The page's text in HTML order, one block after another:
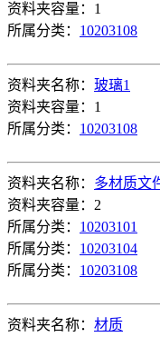
资料夹容量：1
所属分类： 10203108
资料夹名称： 玻璃1
资料夹容量：1
所属分类： 10203108
资料夹名称： 多材质文
资料夹容量：2
所属分类： 10203101
所属分类： 10203104
所属分类： 10203108
资料夹名称： 材质